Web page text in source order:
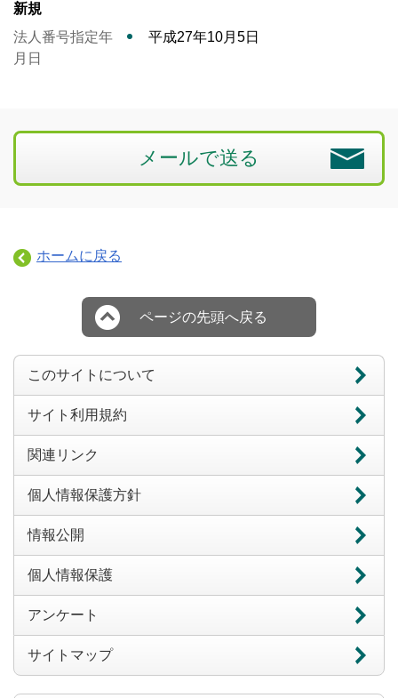
新規
法人番号指定年
月日
平成27年10月5日
メールで送る
ホームに戻る
ページの先頭へ戻る
このサイトについて
サイト利用規約
関連リンク
個人情報保護方針
情報公開
個人情報保護
アンケート
サイトマップ